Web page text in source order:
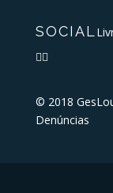
SOCIAL

© 2018
Denúncias